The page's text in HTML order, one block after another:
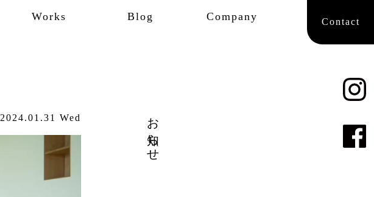
Works Blog Company Contact
2024.01.31 Wed お知らせ